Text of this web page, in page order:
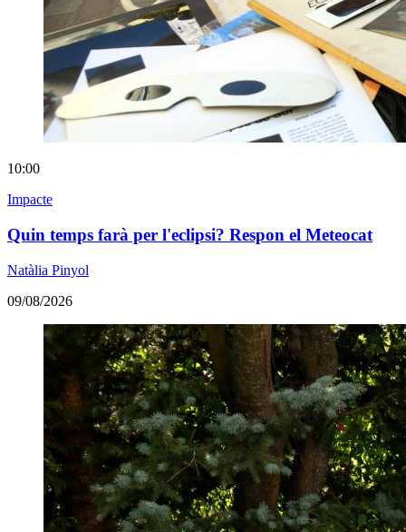
10:00
Impacte
Quin temps farà per l'eclipsi? Respon el Meteocat
Natàlia Pinyol
09/08/2026